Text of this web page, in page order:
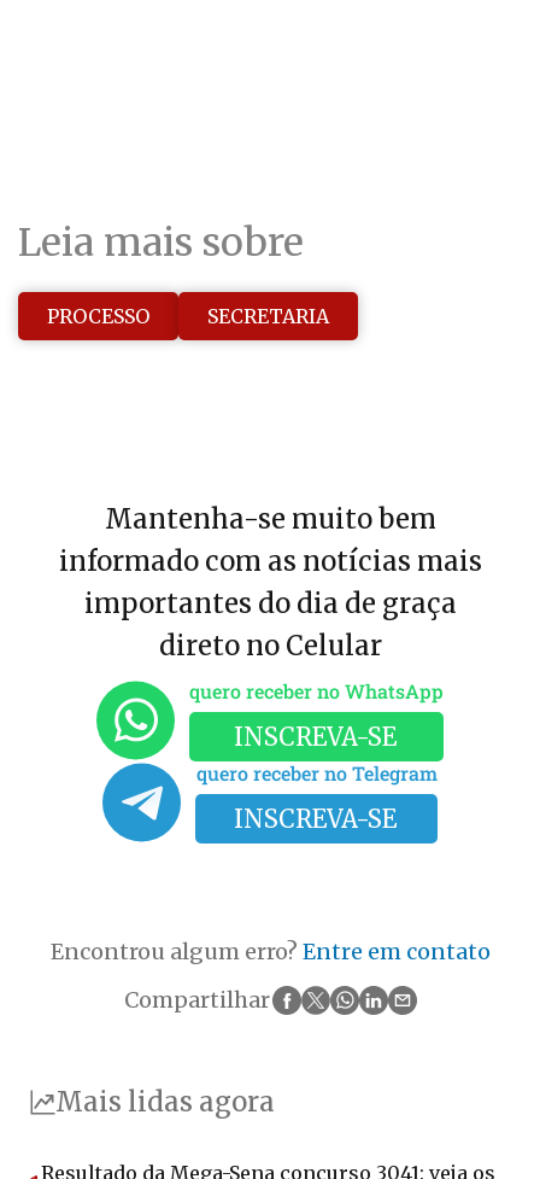
Leia mais sobre
PROCESSO SECRETARIA
Mantenha-se muito bem
informado com as notícias mais
importantes do dia de graça
direto no Celular
quero receber no WhatsApp
INSCREVA-SE
quero receber no Telegram
INSCREVA-SE
Encontrou algum erro? Entre em contato
Compartilhar
Mais lidas agora
Resultado da Mega-Sena concurso 3041: veja os